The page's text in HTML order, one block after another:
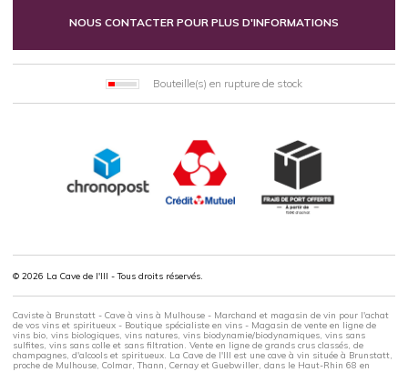
NOUS CONTACTER POUR PLUS D'INFORMATIONS
Bouteille(s) en rupture de stock
© 2026 La Cave de l'Ill - Tous droits réservés.
Caviste à Brunstatt - Cave à vins à Mulhouse - Marchand et magasin de vin pour l'achat
de vos vins et spiritueux - Boutique spécialiste en vins - Magasin de vente en ligne de
vins bio, vins biologiques, vins natures, vins biodynamie/biodynamiques, vins sans
sulfites, vins sans colle et sans filtration. Vente en ligne de grands crus classés, de
champagnes, d'alcools et spiritueux. La Cave de l'Ill est une cave à vin située à Brunstatt,
proche de Mulhouse, Colmar, Thann, Cernay et Guebwiller, dans le Haut-Rhin 68 en